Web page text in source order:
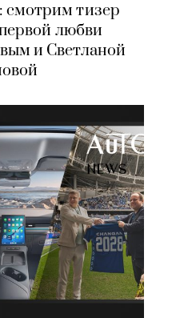
смотрим тизер
любви
и Светланой